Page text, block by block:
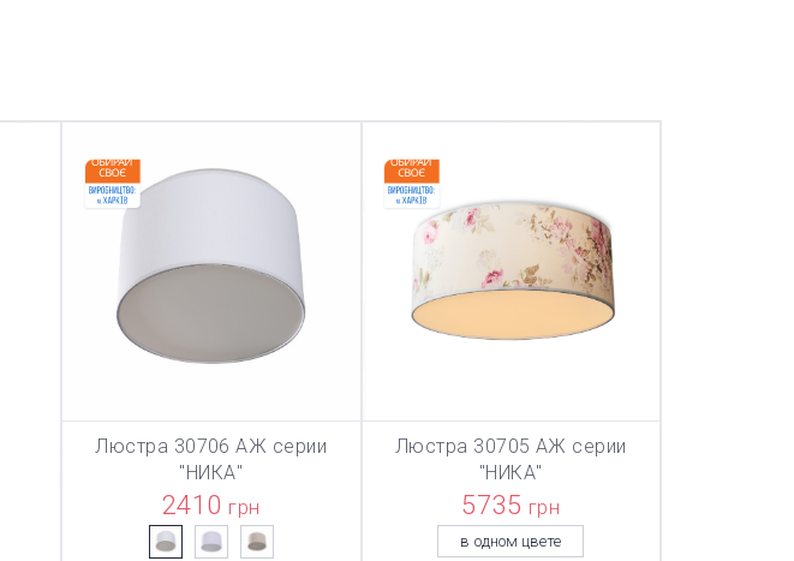
ТОВАР ДОБАВЛЕН В КОРЗИНУ
В КОРЗИНУ
Люстра 30706 АЖ серии
"НИКА"
2410 грн
В КОРЗИНУ
Люстра 30705 АЖ серии
"НИКА"
5735 грн
в одном цвете